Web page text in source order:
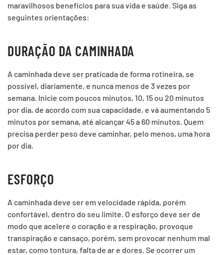
maravilhosos benefícios para sua vida e saúde. Siga as
seguintes orientações:
DURAÇÃO DA CAMINHADA
A caminhada deve ser praticada de forma rotineira, se
possível, diariamente, e nunca menos de 3 vezes por
semana. Inicie com poucos minutos, 10, 15 ou 20 minutos
por dia, de acordo com sua capacidade, e vá aumentando 5
minutos por semana, até alcançar 45 a 60 minutos. Quem
precisa perder peso deve caminhar, pelo menos, uma hora
por dia.
ESFORÇO
A caminhada deve ser em velocidade rápida, porém
confortável, dentro do seu limite. O esforço deve ser de
modo que acelere o coração e a respiração, provoque
transpiração e cansaço, porém, sem provocar nenhum mal
estar, como tontura, falta de ar e dores. Se ocorrer um